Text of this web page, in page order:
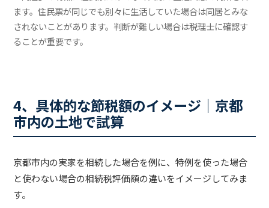
ます。住民票が同じでも別々に生活していた場合は同居とみな
されないことがあります。判断が難しい場合は税理士に確認す
ることが重要です。
4、具体的な節税額のイメージ｜京都
市内の土地で試算
京都市内の実家を相続した場合を例に、特例を使った場合
と使わない場合の相続税評価額の違いをイメージしてみま
す。